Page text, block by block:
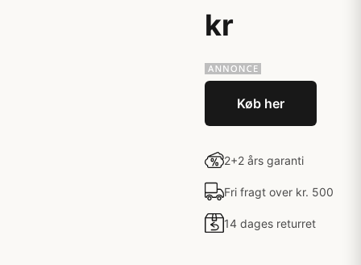
kr
Køb her
2+2 års garanti
Fri fragt over kr. 500
14 dages returret